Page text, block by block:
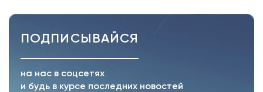
ПОДПИСЫВАЙСЯ
на нас в соцсетях
и будь в курсе последних новостей